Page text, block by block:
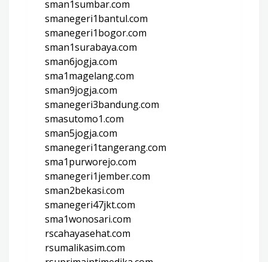
sman1sumbar.com
smanegeri1bantul.com
smanegeri1bogor.com
sman1surabaya.com
sman6jogja.com
sma1magelang.com
sman9jogja.com
smanegeri3bandung.com
smasutomo1.com
sman5jogja.com
smanegeri1tangerang.com
sma1purworejo.com
smanegeri1jember.com
sman2bekasi.com
smanegeri47jkt.com
sma1wonosari.com
rscahayasehat.com
rsumalikasim.com